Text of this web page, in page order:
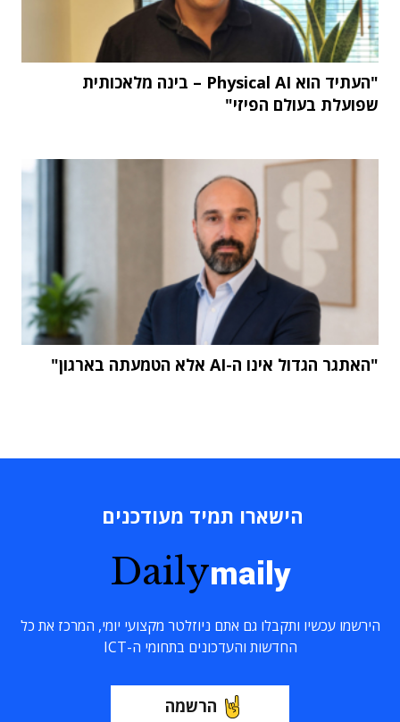
"העתיד הוא Physical AI – בינה מלאכותית
שפועלת בעולם הפיזי"
"האתגר הגדול אינו ה-AI אלא הטמעתה בארגון"
הישארו תמיד מעודכנים
Dailymaily
הירשמו עכשיו ותקבלו גם אתם ניוזלטר מקצועי יומי, המרכז את כל
החדשות והעדכונים בתחומי ה-ICT
הרשמה